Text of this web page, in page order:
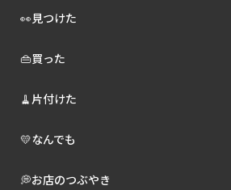
👀見つけた
👜買った
🧹片付けた
💛なんでも
💭お店のつぶやき